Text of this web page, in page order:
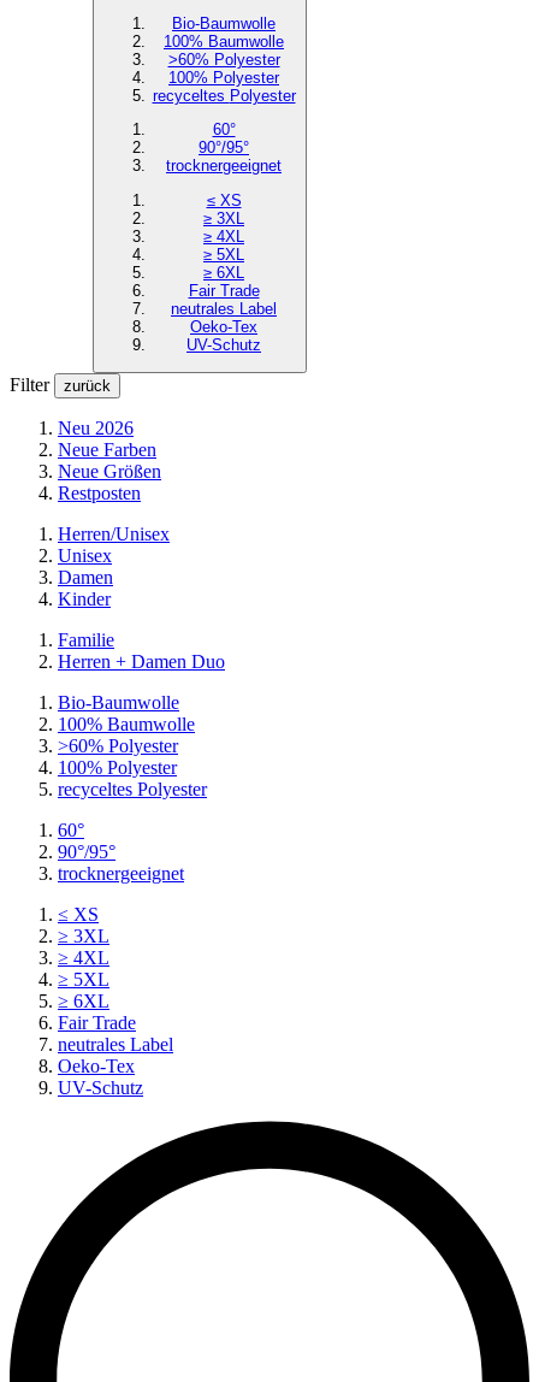
Bio-Baumwolle
100% Baumwolle
>60% Polyester
100% Polyester
recyceltes Polyester
60°
90°/95°
trocknergeeignet
≤ XS
≥ 3XL
≥ 4XL
≥ 5XL
≥ 6XL
Fair Trade
neutrales Label
Oeko-Tex
UV-Schutz
Filter zurück
Neu 2026
Neue Farben
Neue Größen
Restposten
Herren/Unisex
Unisex
Damen
Kinder
Familie
Herren + Damen Duo
Bio-Baumwolle
100% Baumwolle
>60% Polyester
100% Polyester
recyceltes Polyester
60°
90°/95°
trocknergeeignet
≤ XS
≥ 3XL
≥ 4XL
≥ 5XL
≥ 6XL
Fair Trade
neutrales Label
Oeko-Tex
UV-Schutz